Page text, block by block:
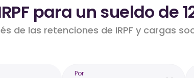
para un sueldo de
de las retenciones de IRPF y cargas
Por